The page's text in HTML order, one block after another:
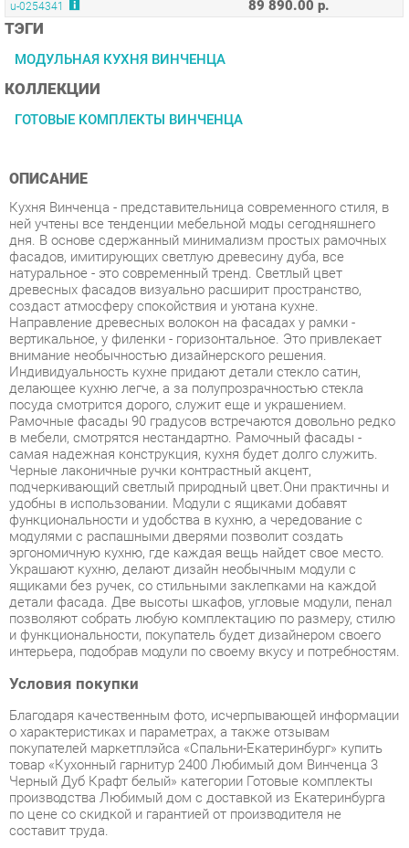
МОДУЛЬНАЯ КУХНЯ ВИНЧЕНЦА
КОЛЛЕКЦИИ
ГОТОВЫЕ КОМПЛЕКТЫ ВИНЧЕНЦА
ОПИСАНИЕ
дня. В основе сдержанный минимализм простых рамочных
натуральное - это современный тренд. Светлый цвет
древесных фасадов визуально расширит пространство,
создаст атмосферу спокойствия и уютана кухне.
Направление древесных волокон на фасадах у рамки -
вертикальное, у филенки - горизонтальное. Это привлекает
внимание необычностью дизайнерского решения.
Индивидуальность кухне придают детали стекло сатин,
делающее кухню легче, а за полупрозрачностью стекла
посуда смотрится дорого, служит еще и украшением.
Рамочные фасады 90 градусов встречаются довольно редко
в мебели, смотрятся нестандартно. Рамочный фасады -
самая надежная конструкция, кухня будет долго служить.
Черные лаконичные ручки контрастный акцент,
подчеркивающий светлый природный цвет.Они практичны и
удобны в использовании. Модули с ящиками добавят
функциональности и удобства в кухню, а чередование с
модулями с распашными дверями позволит создать
эргономичную кухню, где каждая вещь найдет свое место.
Украшают кухню, делают дизайн необычным модули с
ящиками без ручек, со стильными заклепками на каждой
детали фасада. Две высоты шкафов, угловые модули, пенал
позволяют собрать любую комплектацию по размеру, стилю
и функциональности, покупатель будет дизайнером своего
интерьера, подобрав модули по своему вкусу и потребностям.
Условия покупки
Благодаря качественным фото, исчерпывающей информации
о характеристиках и параметрах, а также отзывам
товар «Кухонный гарнитур 2400 Любимый дом Винченца 3
производства Любимый дом с доставкой из Екатеринбурга
по цене со скидкой и гарантией от производителя не
составит труда.
Мы отправляем заказы в доставку ежедневно. Товары из
ассортимента в наличии на складе в Екатеринбурге вы
получите не позднее48-ми часовс момента оформления
заказа. Дополнительно вы можете заказать подъём на этаж
и сборку мебельных изделий.